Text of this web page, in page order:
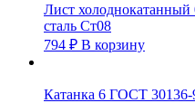
Лист
сталь Ст08
794 ₽ В корзину
Катанка 6 ГОСТ 30136-